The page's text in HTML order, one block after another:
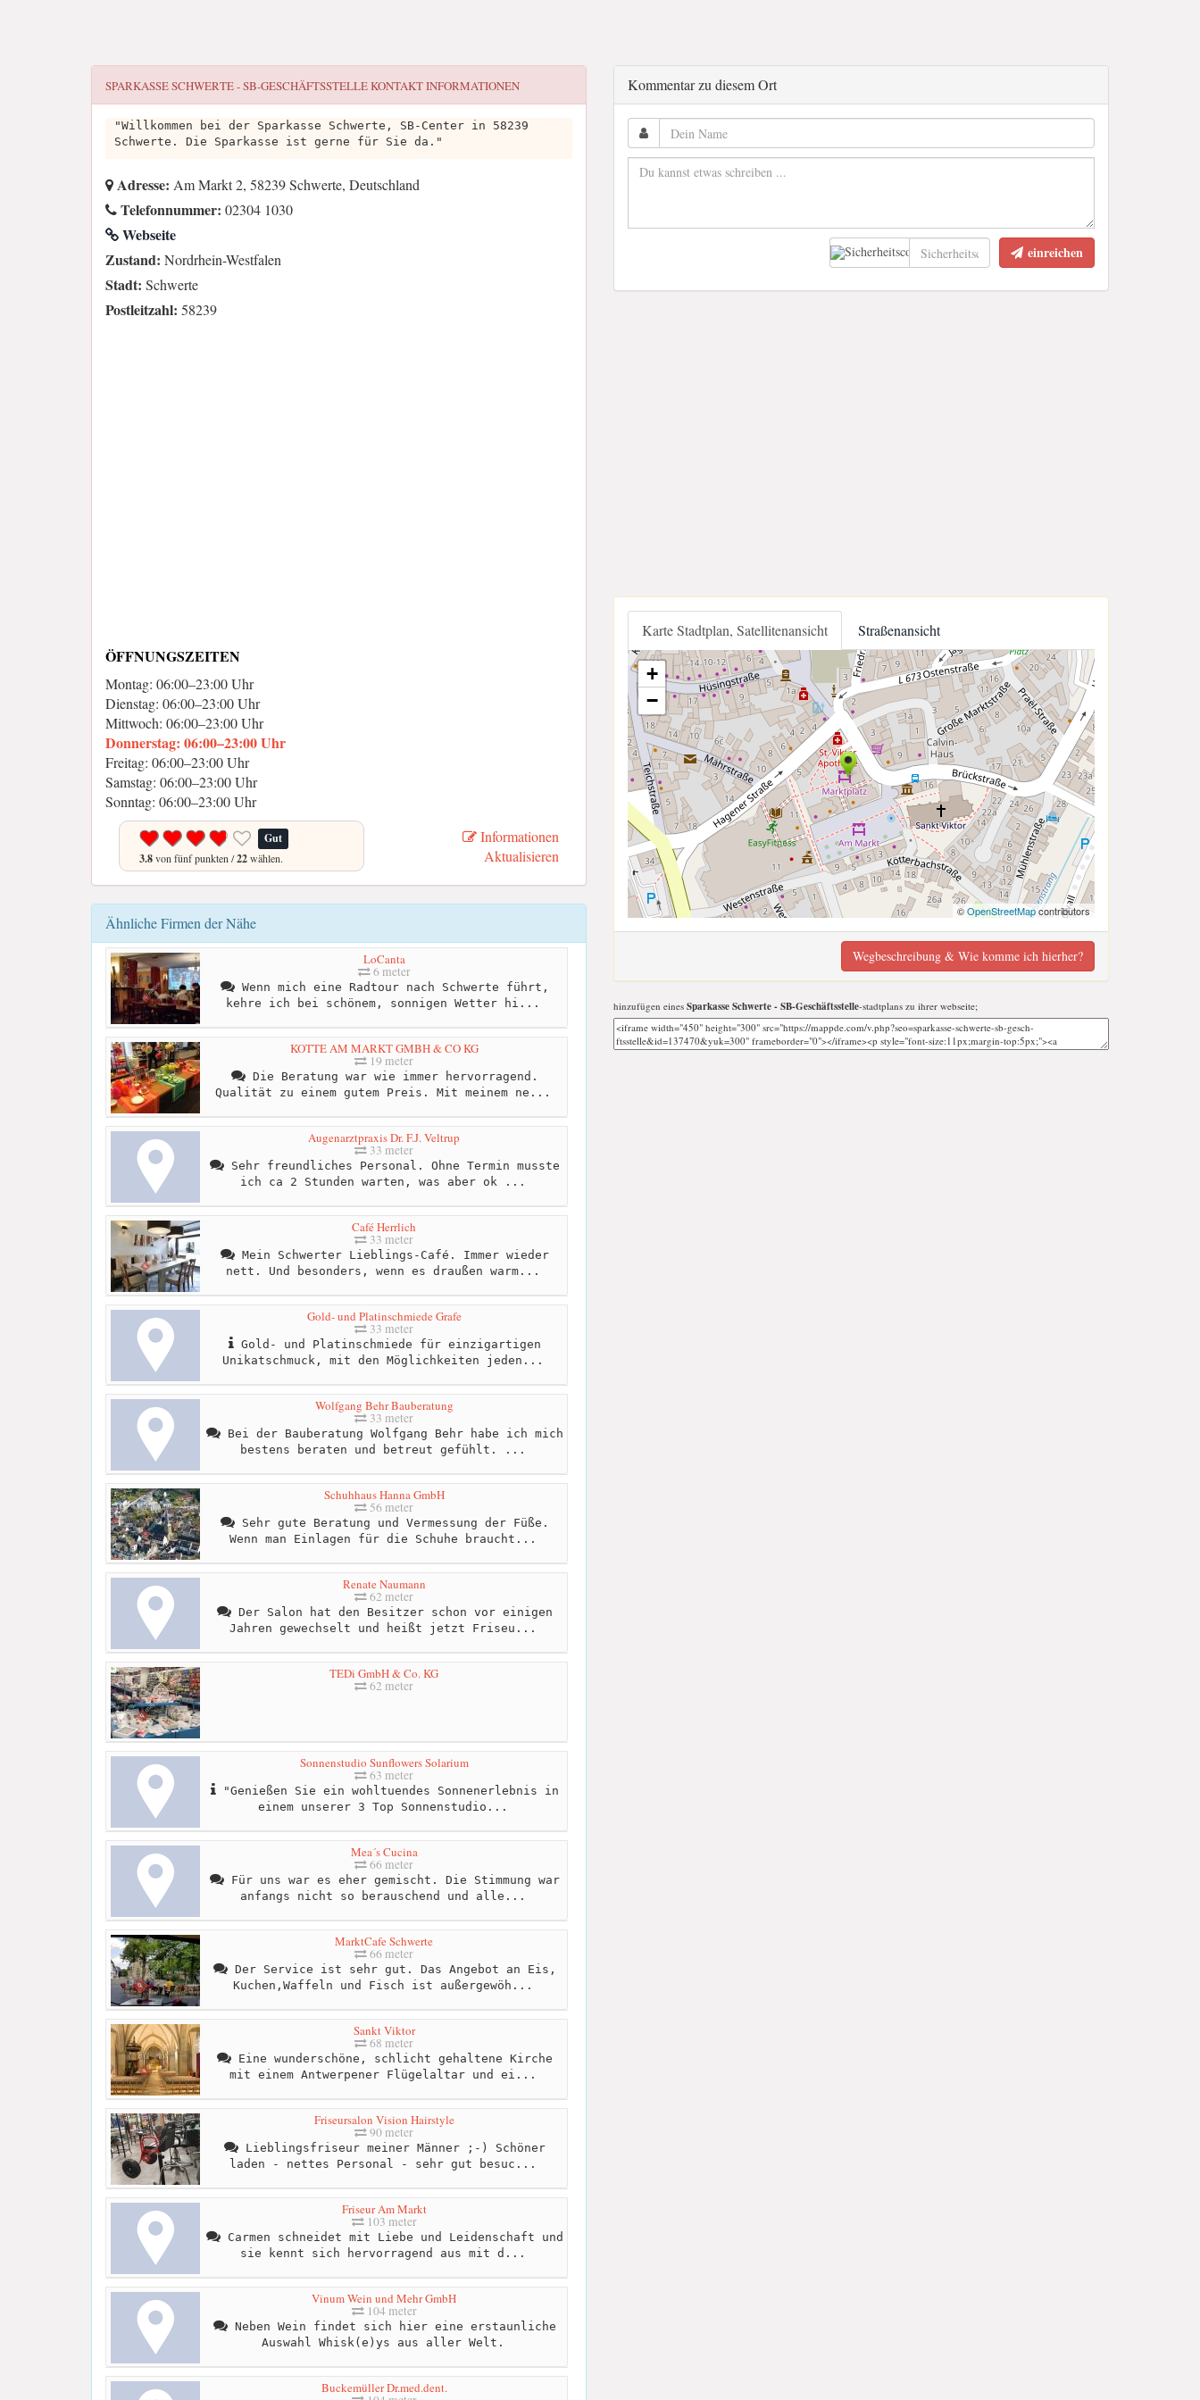
SPARKASSE SCHWERTE - SB-GESCHÄFTSSTELLEKONTAKT INFORMATIONEN
"Willkommen bei der Sparkasse Schwerte, SB-Center in 58239
Schwerte. Die Sparkasse ist gerne für Sie da."
Adresse: Am Markt 2, 58239 Schwerte, Deutschland
Telefonnummer: 02304 1030
Webseite
Zustand: Nordrhein-Westfalen
Stadt: Schwerte
Postleitzahl: 58239
ÖFFNUNGSZEITEN
Montag: 06:00–23:00 Uhr
Dienstag: 06:00–23:00 Uhr
Mittwoch: 06:00–23:00 Uhr
Donnerstag: 06:00–23:00 Uhr
Freitag: 06:00–23:00 Uhr
Samstag: 06:00–23:00 Uhr
Sonntag: 06:00–23:00 Uhr
Gut
3.8von fünf punkten /22wählen.
Informationen
Aktualisieren
Ähnliche Firmen der Nähe
LoCanta
6 meter
Wenn mich eine Radtour nach Schwerte führt,
kehre ich bei schönem, sonnigen Wetter hi...
KOTTE AM MARKT GMBH & CO KG
19 meter
Die Beratung war wie immer hervorragend.
Qualität zu einem gutem Preis. Mit meinem ne...
Augenarztpraxis Dr. F.J. Veltrup
33 meter
Sehr freundliches Personal. Ohne Termin musste
ich ca 2 Stunden warten, was aber ok ...
Café Herrlich
33 meter
Mein Schwerter Lieblings-Café. Immer wieder
nett. Und besonders, wenn es draußen warm...
Gold- und Platinschmiede Grafe
33 meter
Gold- und Platinschmiede für einzigartigen
Unikatschmuck, mit den Möglichkeiten jeden...
Wolfgang Behr Bauberatung
33 meter
Bei der Bauberatung Wolfgang Behr habe ich mich
bestens beraten und betreut gefühlt. ...
Schuhhaus Hanna GmbH
56 meter
Sehr gute Beratung und Vermessung der Füße.
Wenn man Einlagen für die Schuhe braucht...
Renate Naumann
62 meter
Der Salon hat den Besitzer schon vor einigen
Jahren gewechselt und heißt jetzt Friseu...
TEDi GmbH & Co. KG
62 meter
Sonnenstudio Sunflowers Solarium
63 meter
"Genießen Sie ein wohltuendes Sonnenerlebnis in
einem unserer 3 Top Sonnenstudio...
Mea´s Cucina
66 meter
Für uns war es eher gemischt. Die Stimmung war
anfangs nicht so berauschend und alle...
MarktCafe Schwerte
66 meter
Der Service ist sehr gut. Das Angebot an Eis,
Kuchen,Waffeln und Fisch ist außergewöh...
Sankt Viktor
68 meter
Eine wunderschöne, schlicht gehaltene Kirche
mit einem Antwerpener Flügelaltar und ei...
Friseursalon Vision Hairstyle
90 meter
Lieblingsfriseur meiner Männer ;-) Schöner
laden - nettes Personal - sehr gut besuc...
Friseur Am Markt
103 meter
Carmen schneidet mit Liebe und Leidenschaft und
sie kennt sich hervorragend aus mit d...
Vinum Wein und Mehr GmbH
104 meter
Neben Wein findet sich hier eine erstaunliche
Auswahl Whisk(e)ys aus aller Welt.
Buckemüller Dr.med.dent.
Kommentar zu diesem Ort
einreichen
Karte Stadtplan, Satellitenansicht Straßenansicht
+
−
©OpenStreetMapcontributors
Wegbeschreibung & Wie komme ich hierher?
hinzufügen eines Sparkasse Schwerte - SB-Geschäftsstelle-stadtplans zu ihrer webseite;